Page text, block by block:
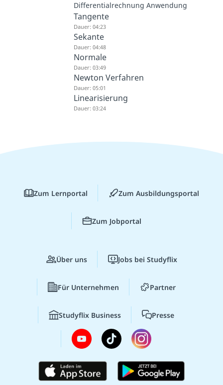
Differentialrechnung Anwendung
Tangente
Dauer: 04:23
Sekante
Dauer: 04:48
Normale
Dauer: 03:49
Newton Verfahren
Dauer: 05:01
Linearisierung
Dauer: 03:24
Zum Lernportal Zum Ausbildungsportal
Zum Jobportal
Über uns Jobs bei Studyflix
Für Unternehmen Partner
Studyflix Business Presse